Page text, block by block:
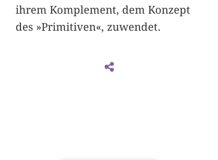
ihrem Komplement, dem Konzept
des »Primitiven«, zuwendet.